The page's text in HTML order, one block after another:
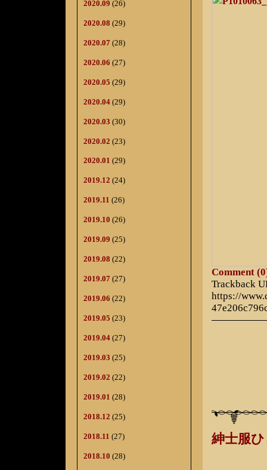
2020.09 (26)
2020.08 (29)
2020.07 (28)
2020.06 (27)
2020.05 (29)
2020.04 (29)
2020.03 (30)
2020.02 (23)
2020.01 (29)
2019.12 (24)
2019.11 (26)
2019.10 (26)
2019.09 (25)
2019.08 (22)
2019.07 (27)
2019.06 (22)
2019.05 (23)
2019.04 (27)
2019.03 (25)
2019.02 (22)
2019.01 (28)
2018.12 (25)
2018.11 (27)
2018.10 (28)
Comment
Trackback
https://
紳士服